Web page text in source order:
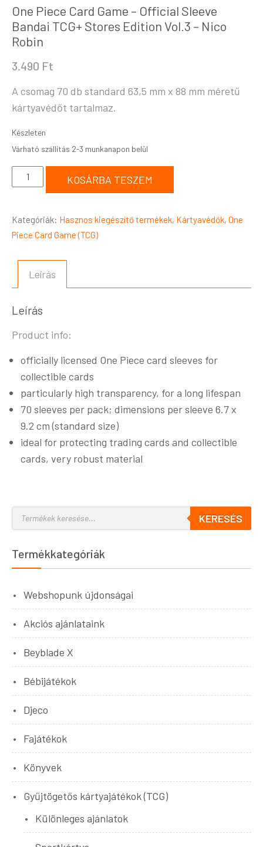
One Piece Card Game – Official Sleeve
Bandai TCG+ Stores Edition Vol.3 – Nico
Robin
3.490 Ft
A csomag 70 db standard 63,5 mm x 88 mm méretű
kártyavédőt tartalmaz.
Készleten
KOSÁRBA TESZEM
Kategóriák: Hasznos kiegészítő termékek, Kártyavédők, One
Piece Card Game (TCG)
Leírás
Leírás
Product info:
officially licensed One Piece card sleeves for
collectible cards
particularly high transparency, for a long lifespan
70 sleeves per pack; dimensions per sleeve 6.7 x
9.2 cm (standard size)
ideal for protecting trading cards and collectible
cards, very robust material
KERESÉS
Termékkategóriák
Webshopunk újdonságai
Akciós ajánlataink
Beyblade X
Bébijátékok
Djeco
Fajátékok
Könyvek
Gyűjtögetős kártyajátékok (TCG)
Különleges ajánlatok